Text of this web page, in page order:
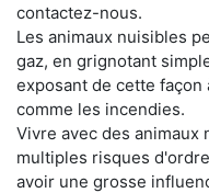
contactez-nous.
Les animaux nuisibles
gaz, en grignotant
exposant de cette
comme les incendies.
Vivre avec des animaux
multiples risques
avoir une grosse